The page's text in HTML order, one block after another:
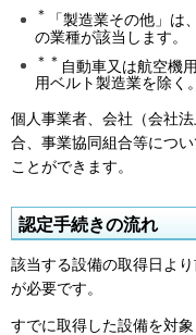
＊
「製造業その他」
の業種が該当します。
＊＊ 自動車又は航空機
用ベルト製造業を除く。
個人事業者、会社（会社
合、事業協同組合等につ
ことができます。
認定手続きの流れ
該当する設備の取得日よ
が必要です。
すでに取得した設備を対